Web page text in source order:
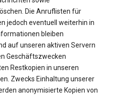
Die Anruflisten für
jedoch eventuell weiterhin in
bleiben
auf unseren aktiven Servern
Geschäftszwecken
Restkopien in unseren
Zwecks Einhaltung unserer
anonymisierte Kopien von